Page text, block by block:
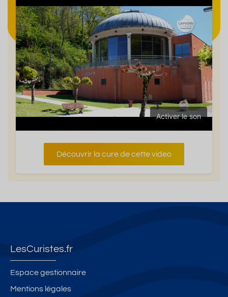
Activer le son
Découvrir la cure de cette video
LesCuristes.fr
Espace gestionnaire
Mentions légales